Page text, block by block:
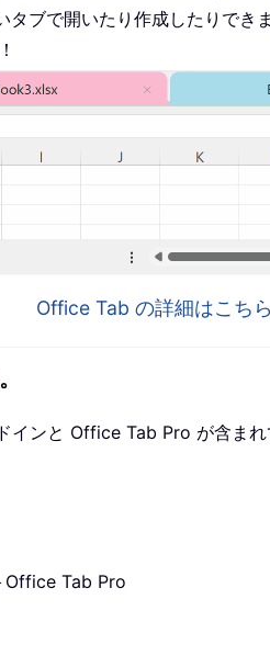
ブで開いたり作成したりできま
Office Tab の詳細はこちら
ンと Office Tab Pro が含ま
Tab Pro